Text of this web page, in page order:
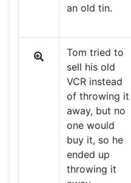
an old tin.
Tom tried to
sell his old
VCR instead
of throwing it
away, but no
one would
buy it, so he
ended up
throwing it